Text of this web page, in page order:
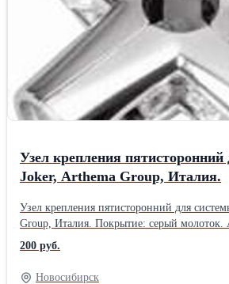
Узел крепления
Joker, Arthema Group, Италия.
Узел крепления пятисторонний для
Group, Италия. Покрытие: серый молоток.
Производитель: Arthema Group, Италия.
Новосибирске.Производитель: Arthema
200 руб.
Новосибирск